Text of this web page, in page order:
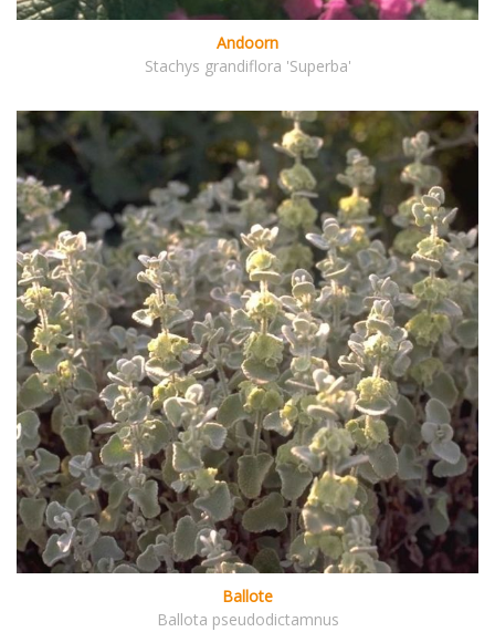
Andoorn
Stachys grandiflora 'Superba'
Ballote
Ballota pseudodictamnus